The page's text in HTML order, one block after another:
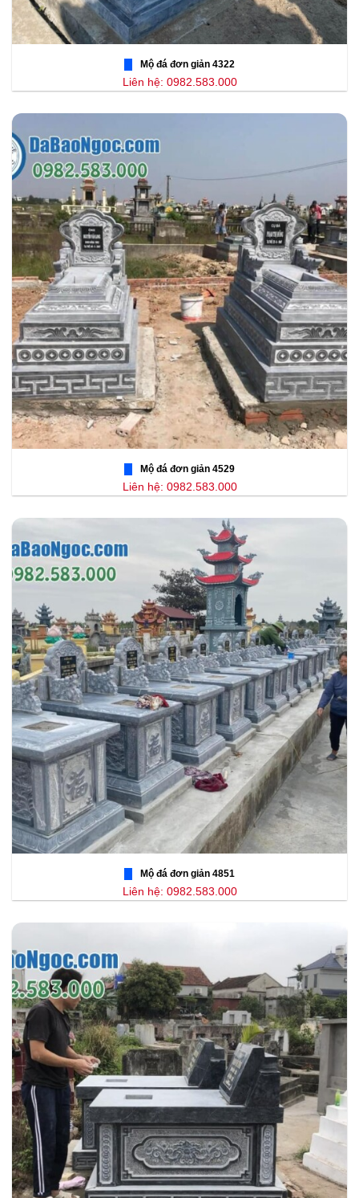
Mộ đá đơn giản 4322
Liên hệ: 0982.583.000
Mộ đá đơn giản 4529
Liên hệ: 0982.583.000
Mộ đá đơn giản 4851
Liên hệ: 0982.583.000